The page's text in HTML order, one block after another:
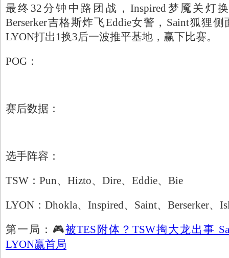
最终32分钟中路团战，Inspired梦魇关灯
Berserker吉格斯炸飞Eddie女警，Saint狐狸
LYON打出1换3后一波推平基地，赢下比赛。
POG：
赛后数据：
选手阵容：
TSW：Pun、Hizto、Dire、Eddie、Bie
LYON：Dhokla、Inspired、Saint、Berserker、
第一局：🎮被TES附体？TSW掏大龙出事
LYON赢首局